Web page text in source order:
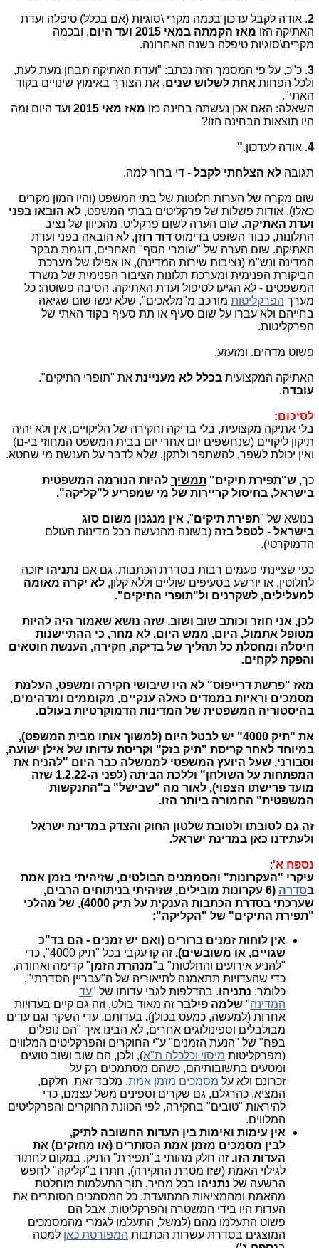
2. אודה לקבל עדכון בכמה מקרי \סוגיות (אם בכלל) טיפלה ועדת
האתיקה הזו מאז הקמתה במאי 2015 ועד היום
, ובכמה
מקרים\סוגיות טיפלה בשנה האחרונה.
3. כ"כ, על פי המסמך הזה נכתב: "ועדת האתיקה תבחן מעת לעת,
ולכל הפחות אחת לשלוש שנים, את הצורך באימוץ שינויים בקוד
האתי".
השאלה: האם אכן נעשתה בחינה כזו מאז מאי 2015
ועד היום ומה
היו תוצאות הבחינה הזו?
4. אודה לעדכון."
תגובה לא הצלחתי לקבל - די ברור למה.
שום מקרה של הערות חלוטות של בתי המשפט (והיו המון מקרים
כאלו), אודות פשלות של פרקליטים בבתי המשפט, לא הובאו בפני
ועדת האתיקה. שום הערה לשום פרקליט, מהכיוון של נציב
התלונות, כבוד השופט בדימוס דוד רוזן, לא הובאה בפני ועדת
האתיקה. שום הערה של "שומרי הסף" האחרים, דוגמת מבקר
המדינה ונש"מ (נציבות שירות המדינה), או אפילו של מערכת
הביקורת הפנימית ומערכת תלונות הציבור הפנימית של משרד
המשפטים - לא הגיעו לטיפול ועדת האתיקה. הסיבה פשוטה: כל
מערך הפרקליטות מורכב מ"מלאכים", שלא עשו שום שגיאה
בחייהם ולא עברו על שום סעיף או תת סעיף בקוד האתי של
הפרקליטות.
פשוט מדהים. ומזעזע.
האתיקה המקצועית בכלל לא מעניינת את "תופרי התיקים".
עובדה.
לסיכום:
בלי אתיקה מקצועית, בלי בדיקה וחקירה של הליקויים, אין ולא יהיה
תיקון ליקויים (שנחשפים יום אחרי יום בבית המשפט המחוזי בי-ם)
ואין יכולת לשפר, להשתפר ולתקן. שלא לדבר על הענשת מי שחטא.
כך, ש"תפירת תיקים" תמשיך להיות הנורמה המשפטית
בישראל, בחיסול קריירות של מי שמפריע ל"קליקה".
בנושא של "תפירת תיקים", אין מנגנון משום סוג
בישראל - לטפל בזה (בשונה מהנעשה בכל מדינות העולם
הדמוקרטי).
כפי שציינתי פעמים רבות בסדרת הכתבות, גם אם נתניהו יזוכה
לחלוטין, או יורשע בסעיפים שוליים וללא קלון, לא יקרה מאומה
למעלילים, לשקרנים ול"תופרי התיקים".
לכן, אני חוזר וכותב שוב ושוב, שזה נושא שאמור היה להיות
מטופל אתמול, היום, ממש היום, לא מחר, כי ההתיישנות
חיסלה ומחסלת כל תהליך של בדיקה, חקירה, הענשת חוטאים
והפקת לקחים.
מאז "פרשת דרייפוס" לא היו שיבושי חקירה ומשפט, העלמת
מסמכים וראיות בממדים כאלה ענקיים, מקוממים ומדהימים,
בהיסטוריה המשפטית של המדינות הדמוקרטיות בעולם.
את "תיק 4000" יש לבטל היום (למשוך אותו מבית המשפט),
במיוחד לאחר קריסת "תיק בזק" וקריסת עדותו של אילן ישועה,
וסבורני, שעל היועץ המשפטי לממשלה כבר היום "להניח את
המפתחות על השולחן" וללכת הביתה (לפני ה-1.2.22 שזה
מועד פרישתו הצפוי), לאור מה "שבישל" ב"התנקשות
המשפטית" החמורה ביותר הזו.
זה גם לטובתו ולטובת שלטון החוק והצדק במדינת ישראל
ולעתידנו כאן במדינת ישראל.
נספח א':
עיקרי "העקרונות" והסממנים הבולטים, שזיהיתי בזמן אמת
בסדרה
(6 עקרונות מובילים, שזיהיתי בניתוחים הרבים,
שערכתי בסדרת הכתבות הענקית על תיק 4000), של מהלכי
"תפירת התיקים" של "הקליקה":
אין לוחות זמנים ברורים (ואם יש זמנים - הם בד"כ
שגויים, או משובשים).
זה קו עקבי בכל "תיק 4000", כדי
"להניע אירועים והחלטות" ב"מנהרת הזמן" קדימה ואחורה,
כדי שהעדויות תתאמנה לתיאוריה של ה"עבריין הסדרתי",
כלומר: נתניהו. בהדלפות לגבי עדותו של "עד
המדינה" שלמה פילבר זה מאוד בולט, וזה גם קיים בעדויות
אחרות (למעשה, כמעט בכולן). בעדותם, עדי השקר וגם עדים
מבולבלים וספינולוגים אחרים, לא הבינו איך "הם נופלים
בפח" של "הנעת הזמנים" ע"י החוקרים והפרקליטים המלווים
(מפרקליטות מיסוי וכלכלה ת"א), ולכן, הם שוב ושוב טועים
ומטעים בתשובותיהם, כשהם מסתמכים רק על
זכרונם ולא על מסמכים מזמן אמת. מלבד זאת, חלקם,
המציא, כהרגלם, גם שקרים וספינים משל עצמם, כדי
להיראות "טובים" בחקירה, לפי הכוונת החוקרים והפרקליטים
המלווים.
אין עימות ואימות בין העדות החשובה לתיק,
לבין מסמכים מזמן אמת הסותרים (או מחזקים) את
העדות הזו. זה חלק מהותי ב"תפירת" התיק. במקום לחתור
לגילוי האמת (שזו מטרת החקירה), חתרו ב"קליקה" לחפש
הרשעה של נתניהו בכל מחיר, תוך התעלמות מוחלטת
מהאמת ומהמציאות המתועדת. כל המסמכים הסותרים את
העדות היו בידי המשטרה והפרקליטות, אבל הם
פשוט התעלמו מהם (למשל, התעלמו לגמרי מהמסמכים
המוצגים בסדרת עשרות הכתבות המפורטת כאן למטה